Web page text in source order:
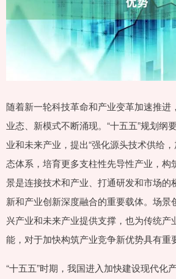
随着新一轮科技革命和产业变革加速推进
业态、新模式不断涌现。“十五五”规划纲
业和未来产业，提出“强化源头技术供给
态体系，培育更多支柱性先导性产业，构
景是连接技术和产业、打通研发和市场的
新和产业创新深度融合的重要载体。场景
兴产业和未来产业提供支撑，也为传统产
能，对于加快构筑产业竞争新优势具有重
“十五五”时期，我国进入加快建设现代化